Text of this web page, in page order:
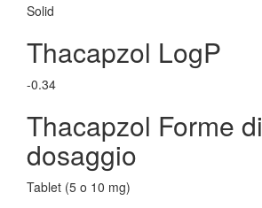
Solid
Thacapzol LogP
-0.34
Thacapzol Forme di
dosaggio
Tablet (5 o 10 mg)